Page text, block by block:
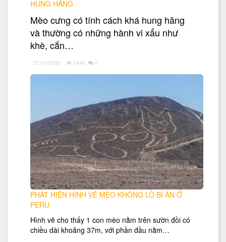
HUNG HĂNG
Mèo cưng có tính cách khá hung hăng
và thường có những hành vi xấu như
khè, cắn…
27/10/2020 1846 0
PHÁT HIỆN HÌNH VẼ MÈO KHỔNG LỒ BÍ ẨN Ở
PERU
Hình vẽ cho thấy 1 con mèo nằm trên sườn đồi có
chiều dài khoảng 37m, với phần đầu nằm…